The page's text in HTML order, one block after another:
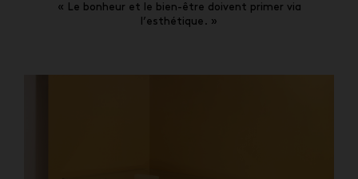
« Le bonheur et le bien-être doivent primer via
l’esthétique. »